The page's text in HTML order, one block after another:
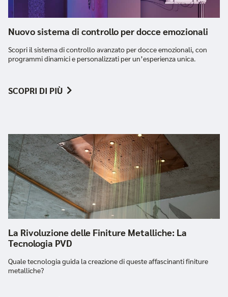
Nuovo sistema di controllo per docce emozionali
Scopri il sistema di controllo avanzato per docce emozionali, con
programmi dinamici e personalizzati per un’esperienza unica.
SCOPRI DI PIÙ
La Rivoluzione delle Finiture Metalliche: La
Tecnologia PVD
Quale tecnologia guida la creazione di queste affascinanti finiture
metalliche?